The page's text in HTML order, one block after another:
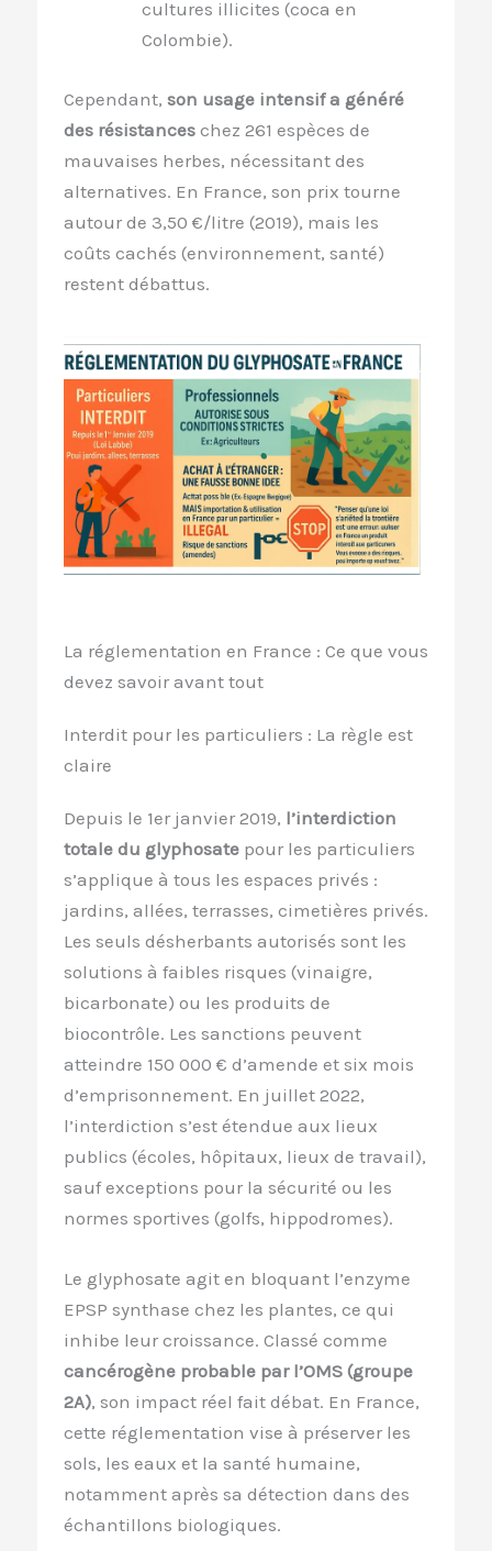
cultures illicites (coca en
Colombie).
Cependant, son usage intensif a généré
des résistances chez 261 espèces de
mauvaises herbes, nécessitant des
alternatives. En France, son prix tourne
autour de 3,50 €/litre (2019), mais les
coûts cachés (environnement, santé)
restent débattus.
La réglementation en France : Ce que vous
devez savoir avant tout
Interdit pour les particuliers : La règle est
claire
Depuis le 1er janvier 2019, l’interdiction
totale du glyphosate pour les particuliers
s’applique à tous les espaces privés :
jardins, allées, terrasses, cimetières privés.
Les seuls désherbants autorisés sont les
solutions à faibles risques (vinaigre,
bicarbonate) ou les produits de
biocontrôle. Les sanctions peuvent
atteindre 150 000 € d’amende et six mois
d’emprisonnement. En juillet 2022,
l’interdiction s’est étendue aux lieux
publics (écoles, hôpitaux, lieux de travail),
sauf exceptions pour la sécurité ou les
normes sportives (golfs, hippodromes).
Le glyphosate agit en bloquant l’enzyme
EPSP synthase chez les plantes, ce qui
inhibe leur croissance. Classé comme
cancérogène probable par l’OMS (groupe
2A), son impact réel fait débat. En France,
cette réglementation vise à préserver les
sols, les eaux et la santé humaine,
notamment après sa détection dans des
échantillons biologiques.